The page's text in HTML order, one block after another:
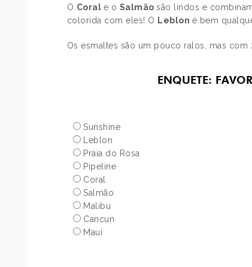
O Coral e o Salmãosão lindos e
colorida com eles! O Leblon é bem
Os esmaltes são um pouco ralos, mas com
ENQUETE:
Sunshine
Leblon
Praia do Rosa
Pipeline
Coral
Salmão
Malibu
Cancun
Maui